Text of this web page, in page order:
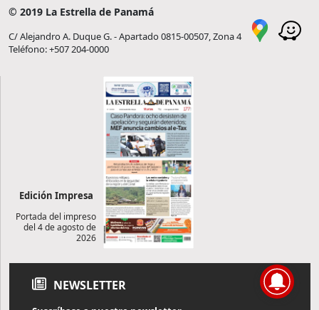
© 2019 La Estrella de Panamá
C/ Alejandro A. Duque G. - Apartado 0815-00507, Zona 4
Teléfono: +507 204-0000
Edición Impresa
Portada del impreso
del 4 de agosto de
2026
NEWSLETTER